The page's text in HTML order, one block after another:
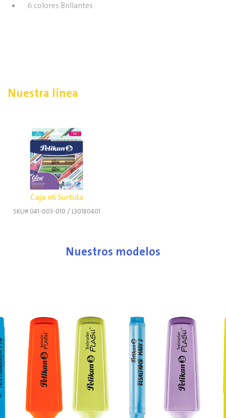
6 colores Brillantes
Nuestra línea
Caja x6 Surtida
SKU# 041-003-010 / L30180401
Nuestros modelos